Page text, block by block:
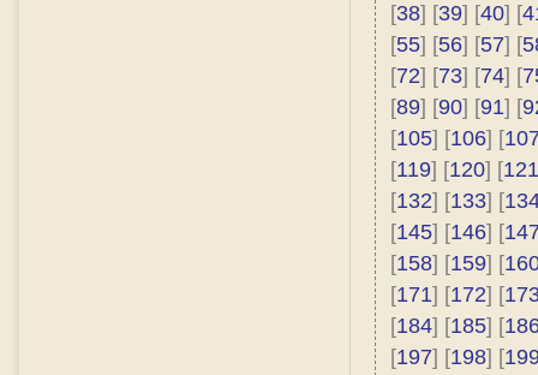
[38] [39] [40] [
[55] [56] [57] [
[72] [73] [74] [
[89] [90] [91] [
[105] [106] [
[119] [120] [121
[132] [133] [
[145] [146] [
[158] [159] [
[171] [172] [
[184] [185] [
[197] [198] [